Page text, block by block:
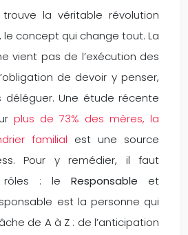
la véritable révolution
concept qui change tout. La
vient pas de l’exécution des
de devoir y penser,
déléguer. Une étude récente
plus de 73% des mères, la
familial est une source
Pour y remédier, il faut
rôles : le Responsable et
est la personne qui
de A à Z : de l’anticipation